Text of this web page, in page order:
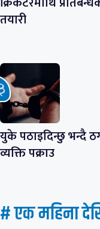
तयारी
युके पठाइदिन्छु भन्दै
व्यक्ति पक्राउ
# एक महिना